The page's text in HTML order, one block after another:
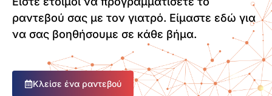
ραντεβού σας με τον γιατρό. Είμαστε εδώ για
να σας βοηθήσουμε σε κάθε βήμα.
Κλείσε ένα ραντεβού